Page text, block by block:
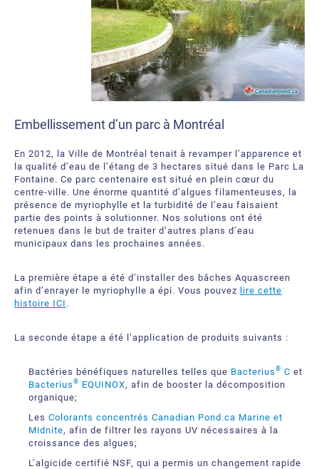
Embellissement d’un parc à Montréal
En 2012, la Ville de Montréal tenait à revamper l’apparence et
la qualité d’eau de l’étang de 3 hectares situé dans le Parc La
Fontaine. Ce parc centenaire est situé en plein cœur du
centre-ville. Une énorme quantité d’algues filamenteuses, la
présence de myriophylle et la turbidité de l’eau faisaient
partie des points à solutionner. Nos solutions ont été
retenues dans le but de traiter d’autres plans d’eau
municipaux dans les prochaines années.
La première étape a été d’installer des bâches Aquascreen
afin d’enrayer le myriophylle a épi. Vous pouvez
lire cette
histoire ICI .
La seconde étape a été l’application de produits suivants :
Bactéries bénéfiques naturelles telles que Bacterius ® C et
Bacterius ® EQUINOX, afin de booster la décomposition
organique;
Les Colorants concentrés Canadian Pond.ca Marine et
Midnite, afin de filtrer les rayons UV nécessaires à la
croissance des algues;
L’algicide certifié NSF, qui a permis un changement rapide